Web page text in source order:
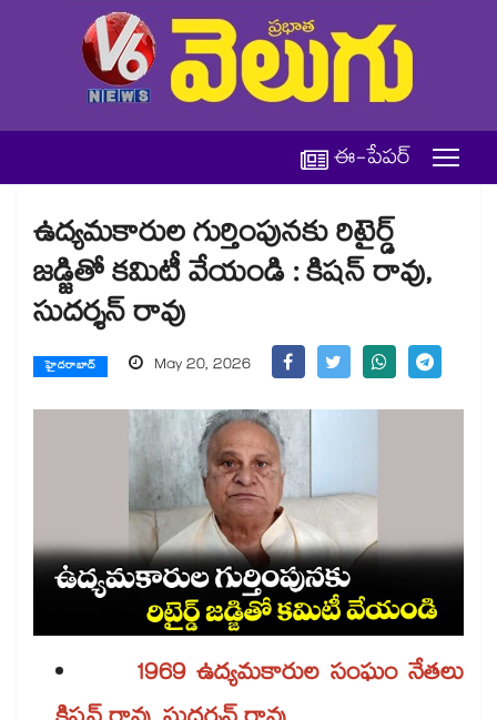
ఈ-పేపర్
ఉద్యమకారుల గుర్తింపునకు రిటైర్డ్
జడ్జితో కమిటీ వేయండి : కిషన్ రావు,
సుదర్శన్ రావు
హైదరాబాద్ May 20, 2026
1969 ఉద్యమకారుల సంఘం నేతలు